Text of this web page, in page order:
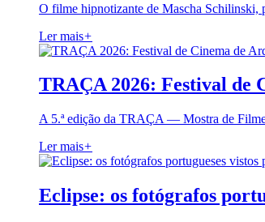
O filme hipnotizante de Mascha Schilinski,
Ler mais+
TRAÇA 2026: Festival de
A 5.ª edição da TRAÇA — Mostra de
Ler mais+
Eclipse: os fotógrafos